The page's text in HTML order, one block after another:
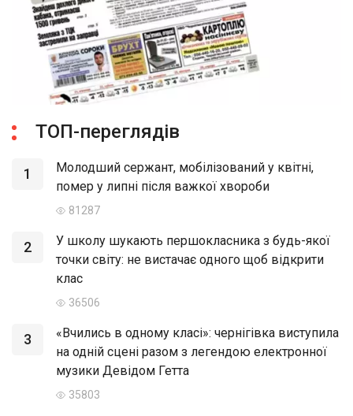
ТОП-переглядів
1
Молодший сержант, мобілізований у квітні,
помер у липні після важкої хвороби
81287
2
У школу шукають першокласника з будь-якої
точки світу: не вистачає одного щоб відкрити
клас
36506
3
«Вчились в одному класі»: чернігівка виступила
на одній сцені разом з легендою електронної
музики Девідом Гетта
35803